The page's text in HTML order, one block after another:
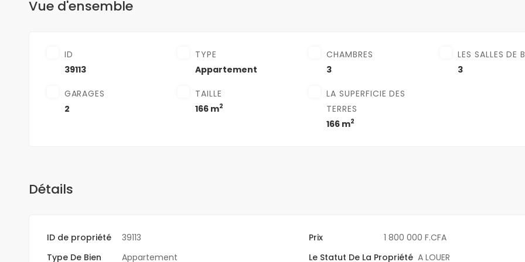
Vue d'ensemble
ID
39113
TYPE
Appartement
CHAMBRES
3
LES SALLES DE
3
GARAGES
2
TAILLE
166 m2
LA SUPERFICIE DES
TERRES
166 m2
Détails
ID de propriété 39113 Prix
1 800 000 F.CFA
Type De Bien
Appartement Le Statut De La Propriété A LOUER